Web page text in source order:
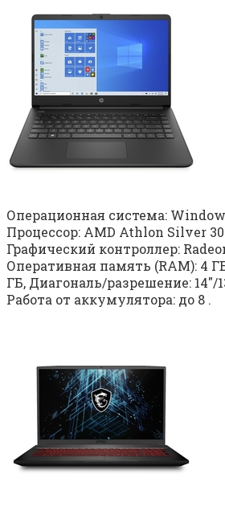
Операционная система:
Процессор: AMD Athlon Silver
Графический контроллер:
Оперативная память (RAM): 4
ГБ, Диагональ/разрешение: 14″/
Работа от аккумулятора: до 8 .